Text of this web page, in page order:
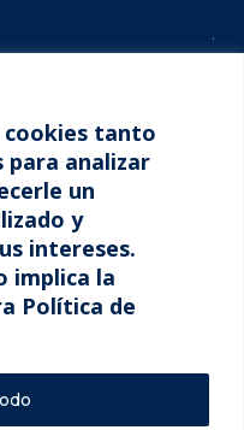
tanto
para analizar
un
y
intereses.
implica la
Política de
.